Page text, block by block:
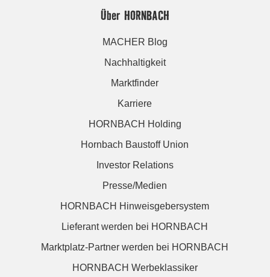
Über HORNBACH
MACHER Blog
Nachhaltigkeit
Marktfinder
Karriere
HORNBACH Holding
Hornbach Baustoff Union
Investor Relations
Presse/Medien
HORNBACH Hinweisgebersystem
Lieferant werden bei HORNBACH
Marktplatz-Partner werden bei HORNBACH
HORNBACH Werbeklassiker